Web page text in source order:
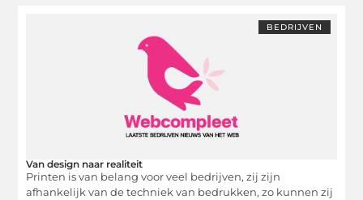
BEDRIJVEN
Van design naar realiteit
Printen is van belang voor veel bedrijven, zij zijn
afhankelijk van de techniek van bedrukken, zo kunnen zij